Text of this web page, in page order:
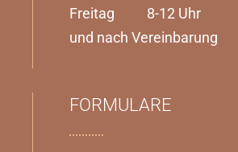
Freitag 8-12 Uhr
und nach Vereinbarung
FORMULARE